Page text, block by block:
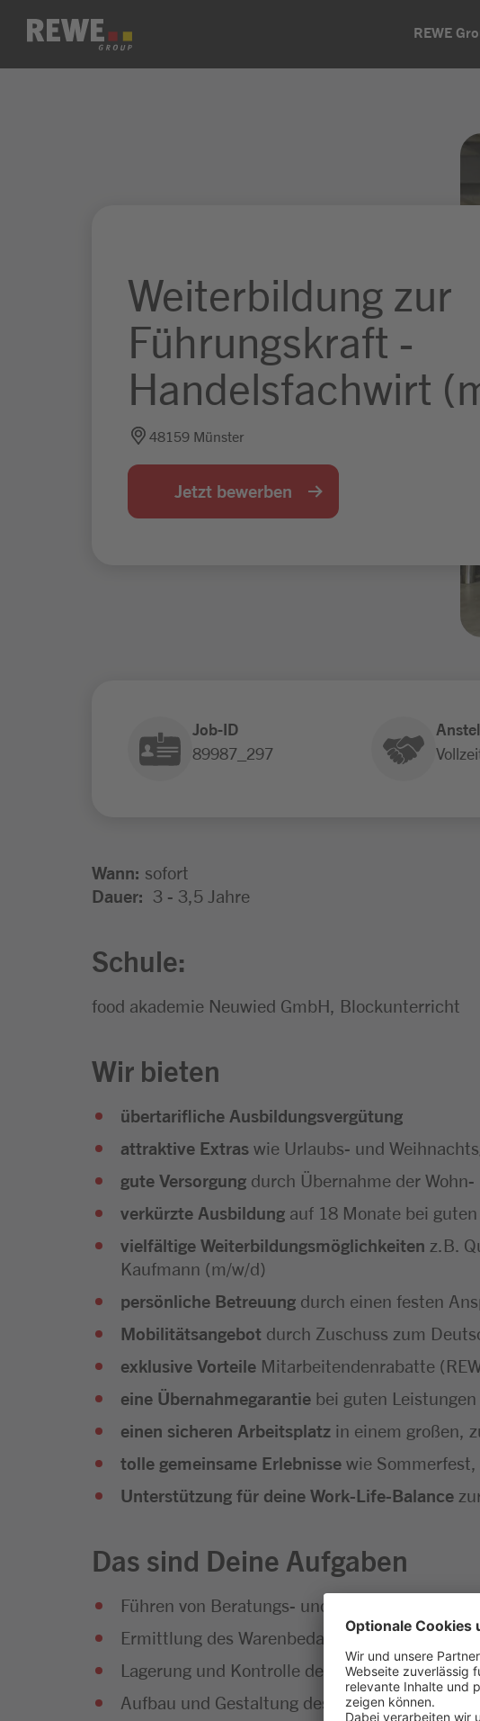
Zum Inhalt springen REWE
Weiterbildung zur
Führungskraft -
Handelsfachwirt
48159 Münster
Jetzt bewerben
Job-ID
89987_297
Wann: sofort
Dauer: 3 - 3,5 Jahre
Schule:
food akademie Neuwied GmbH, Blockunterricht
Wir bieten
übertarifliche Ausbildungsvergütung
attraktive Extras wie Urlaubs- und
gute Versorgung durch Übernahme der
verkürzte Ausbildung auf 18 Monate bei
vielfältige Weiterbildungsmöglichkeiten z.B.
Kaufmann (m/w/d)
persönliche Betreuung durch einen festen
Mobilitätsangebot durch Zuschuss zum
exklusive Vorteile Mitarbeitendenrabatte
eine Übernahmegarantie bei guten
einen sicheren Arbeitsplatz in einem großen,
tolle gemeinsame Erlebnisse wie
Unterstützung für deine Work-Life-Balance
Das sind Deine Aufgaben
Führen von Beratungs- und Verkaufsgesprächen
Ermittlung des Warenbedarfs und Disposition
Lagerung und Kontrolle der Waren
Aufbau und Gestaltung des Warensortiments